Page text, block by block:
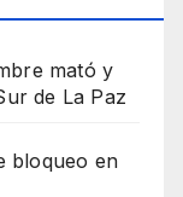
mató y
de La Paz
bloqueo en